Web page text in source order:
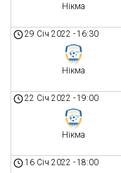
Нікма
29 Січ 2022 -16:30
Нікма
22 Січ 2022 -19:00
Нікма
16 Січ 2022 -18:00